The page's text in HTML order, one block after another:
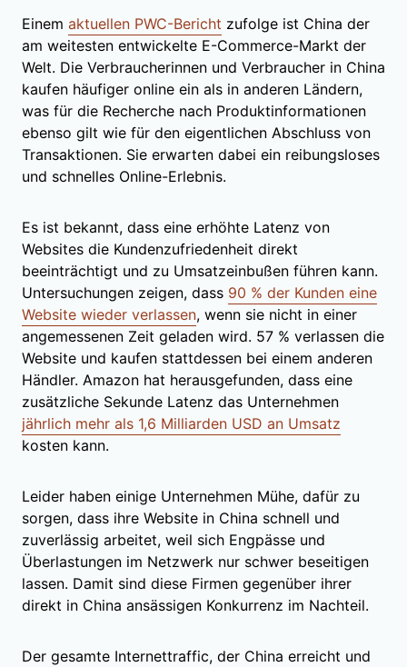
Einem aktuellen PWC-Bericht zufolge ist China der
am weitesten entwickelte E-Commerce-Markt der
Welt. Die Verbraucherinnen und Verbraucher in China
kaufen häufiger online ein als in anderen Ländern,
was für die Recherche nach Produktinformationen
ebenso gilt wie für den eigentlichen Abschluss von
Transaktionen. Sie erwarten dabei ein reibungsloses
und schnelles Online-Erlebnis.
Es ist bekannt, dass eine erhöhte Latenz von
Websites die Kundenzufriedenheit direkt
beeinträchtigt und zu Umsatzeinbußen führen kann.
Untersuchungen zeigen, dass 90 % der Kunden eine
Website wieder verlassen, wenn sie nicht in einer
angemessenen Zeit geladen wird. 57 % verlassen die
Website und kaufen stattdessen bei einem anderen
Händler. Amazon hat herausgefunden, dass eine
zusätzliche Sekunde Latenz das Unternehmen
jährlich mehr als 1,6 Milliarden USD an Umsatz
kosten kann.
Leider haben einige Unternehmen Mühe, dafür zu
sorgen, dass ihre Website in China schnell und
zuverlässig arbeitet, weil sich Engpässe und
Überlastungen im Netzwerk nur schwer beseitigen
lassen. Damit sind diese Firmen gegenüber ihrer
direkt in China ansässigen Konkurrenz im Nachteil.
Der gesamte Internettraffic, der China erreicht und